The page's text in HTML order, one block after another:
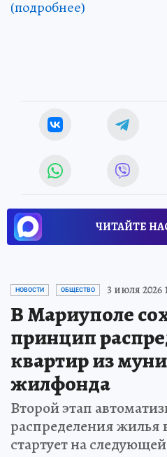
(подробнее)
ЧИТАЙТЕ
НОВОСТИ ОБЩЕСТВО 3 июля 2026
В Мариуполе
принцип
квартир из
жилфонда
Второй этап
распределения жилья
стартует на